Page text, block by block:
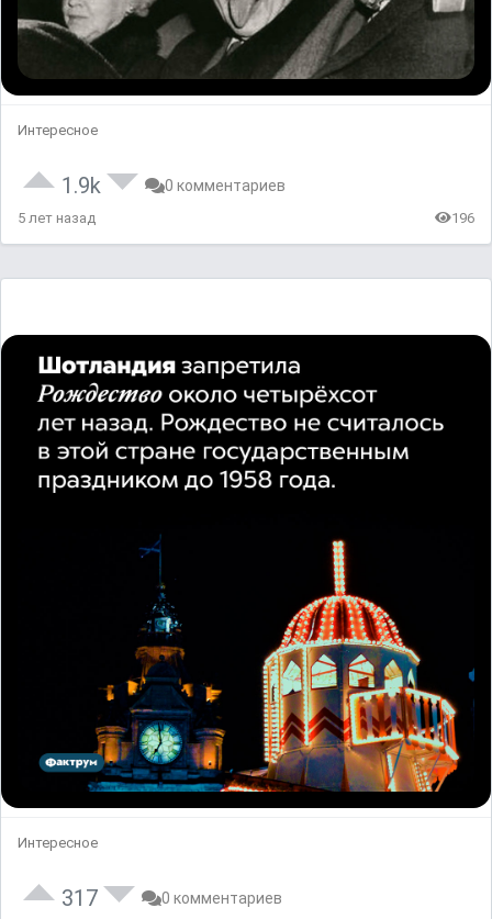
Интересное
1.9k 0 комментариев
5 лет назад 196
Интересное
317 0 комментариев